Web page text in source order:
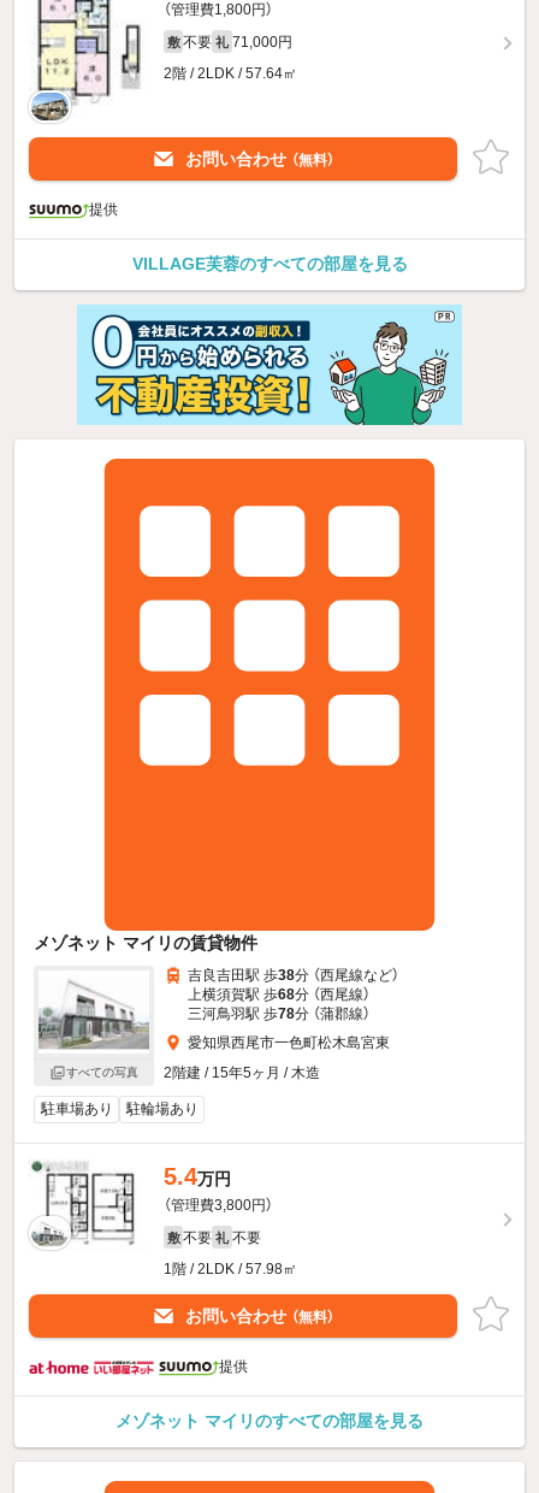
（管理費1,800円）
敷 不要 礼 71,000円
2階 / 2LDK / 57.64㎡
お問い合わせ （無料）
提供
VILLAGE芙蓉のすべての部屋を見る
メゾネット マイリの賃貸物件
すべての写真
吉良吉田駅 歩38分 （西尾線など）
上横須賀駅 歩68分 （西尾線）
三河鳥羽駅 歩78分 （蒲郡線）
愛知県西尾市一色町松木島宮東
2階建 / 15年5ヶ月 / 木造
駐車場あり 駐輪場あり
5.4万円
（管理費3,800円）
敷 不要 礼 不要
1階 / 2LDK / 57.98㎡
お問い合わせ （無料）
提供
メゾネット マイリのすべての部屋を見る